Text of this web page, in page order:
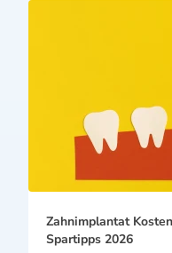
Zahnimplantat
Spartipps 2026